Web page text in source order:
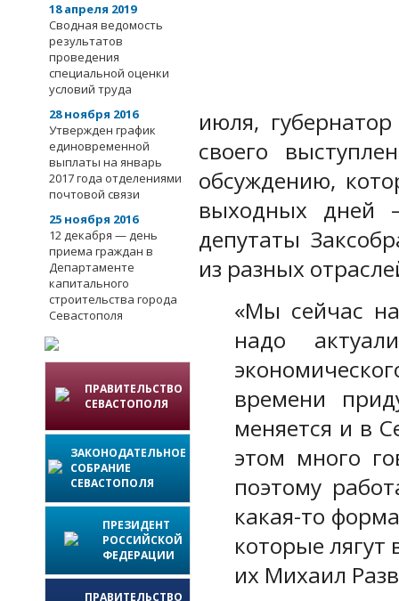
18 апреля 2019
Сводная ведомость
результатов
проведения
специальной оценки
условий труда
28 ноября 2016
Утвержден график
единовременной
выплаты на январь
2017 года отделениями
почтовой связи
25 ноября 2016
12 декабря — день
приема граждан в
Департаменте
капитального
строительства города
Севастополя
ПРАВИТЕЛЬСТВО
СЕВАСТОПОЛЯ
ЗАКОНОДАТЕЛЬНОЕ
СОБРАНИЕ
СЕВАСТОПОЛЯ
ПРЕЗИДЕНТ
РОССИЙСКОЙ
ФЕДЕРАЦИИ
ПРАВИТЕЛЬСТВО
июля,
своего
обсуждению,
выходных
депутаты
из разных
«Мы сейчас
надо
времени
меняется и в
этом много
поэтому
какая-то
которые лягут
их Михаил